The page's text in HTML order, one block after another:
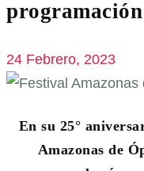
programación
24 Febrero, 2023
En su 25°
Amazonas de